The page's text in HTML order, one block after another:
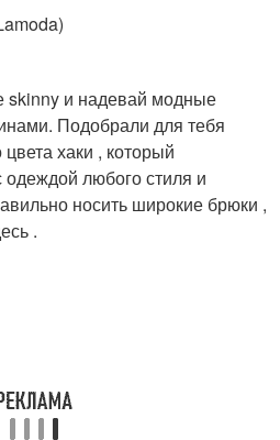
и надевай модные
Подобрали для тебя
хаки , который
одеждой любого стиля и
носить широкие брюки ,
.